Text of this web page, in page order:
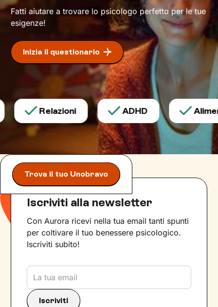
Fatti aiutare a trovare lo psicologo perfetto per le tue
esigenze!
Inizia il questionario
Relazioni ADHD
Trova il tuo Unobravo
Iscriviti alla newsletter
Con Aurora ricevi nella tua email tanti spunti
per coltivare il tuo benessere psicologico.
Iscriviti subito!